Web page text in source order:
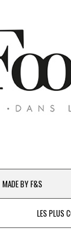
MADE BY F&S
CHEFS &
LES PLUS